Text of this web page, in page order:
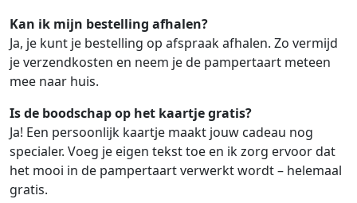
Kan ik mijn bestelling afhalen?
Ja, je kunt je bestelling op afspraak afhalen. Zo vermijd
je verzendkosten en neem je de pampertaart meteen
mee naar huis.
Is de boodschap op het kaartje gratis?
Ja! Een persoonlijk kaartje maakt jouw cadeau nog
specialer. Voeg je eigen tekst toe en ik zorg ervoor dat
het mooi in de pampertaart verwerkt wordt – helemaal
gratis.